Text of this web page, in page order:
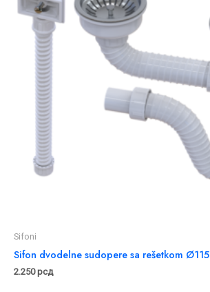
Sifoni
Sifon dvodelne sudopere sa rešetkom Ø115
2.250рсд